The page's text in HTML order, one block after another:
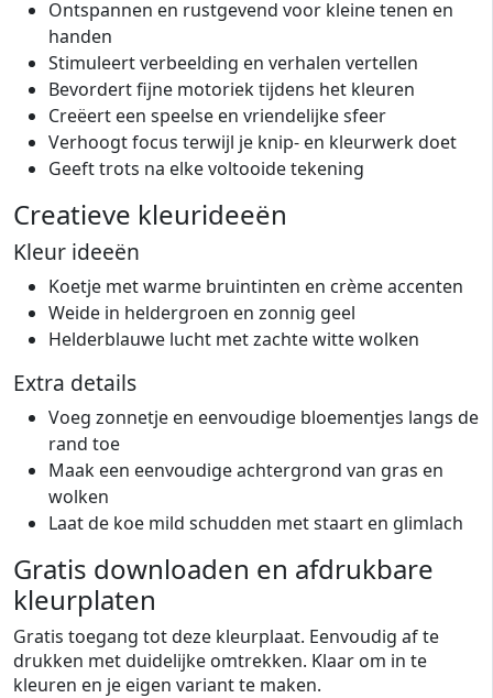
Ontspannen en rustgevend voor kleine tenen en
handen
Stimuleert verbeelding en verhalen vertellen
Bevordert fijne motoriek tijdens het kleuren
Creëert een speelse en vriendelijke sfeer
Verhoogt focus terwijl je knip- en kleurwerk doet
Geeft trots na elke voltooide tekening
Creatieve kleurideeën
Kleur ideeën
Koetje met warme bruintinten en crème accenten
Weide in heldergroen en zonnig geel
Helderblauwe lucht met zachte witte wolken
Extra details
Voeg zonnetje en eenvoudige bloementjes langs de
rand toe
Maak een eenvoudige achtergrond van gras en
wolken
Laat de koe mild schudden met staart en glimlach
Gratis downloaden en afdrukbare
kleurplaten
Gratis toegang tot deze kleurplaat. Eenvoudig af te
drukken met duidelijke omtrekken. Klaar om in te
kleuren en je eigen variant te maken.